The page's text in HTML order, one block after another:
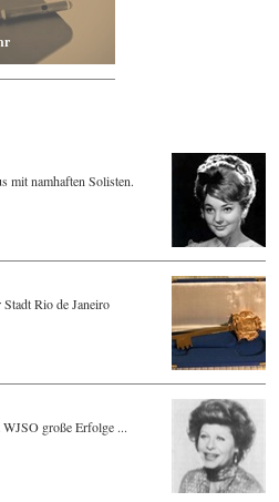
mit namhaften Solisten.
Rio de Janeiro
große Erfolge ...